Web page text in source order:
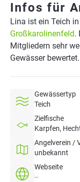
Infos für
Lina ist ein Teich
Großkarolinenfeld.
Mitgliedern sehr
Gewässer bewertet.
Gewässertyp
Teich
Zielfische
Karpfen,
Angelverein /
unbekannt
Webseite
--